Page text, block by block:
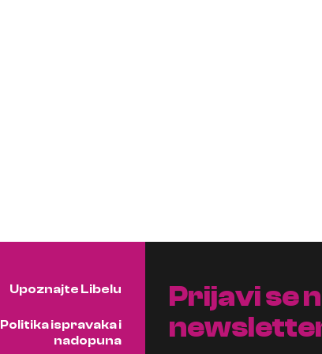
Upoznajte Libelu
Politika ispravaka i
nadopuna
Prijavi se